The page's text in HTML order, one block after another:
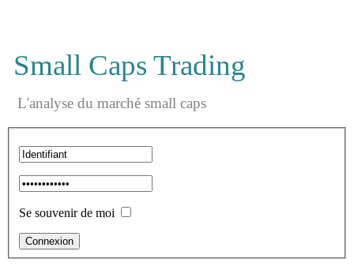
Small Caps Trading
L'analyse du marché small caps
Se souvenir de moi